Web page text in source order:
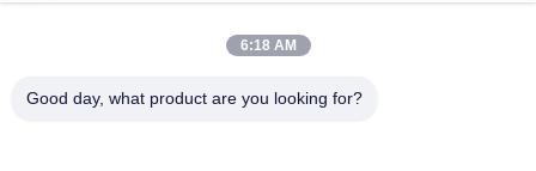
6:18 AM
Good day, what product are you looking for?